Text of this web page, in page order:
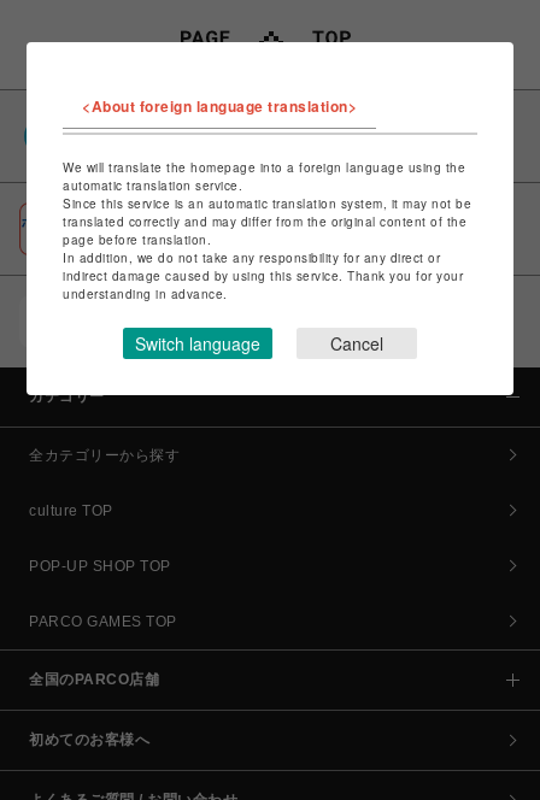
PARCOポイント
ポケパル払い
初回登録＆お買物で最大1,500円分のPARCOポイント進呈
コイン＆クーポンでPARCOでのお買い物がオトクに
カテゴリー
全カテゴリーから探す
culture TOP
POP-UP SHOP TOP
PARCO GAMES TOP
全国のPARCO店舗
初めてのお客様へ
<About foreign language translation>
We will translate the homepage into a foreign language using the
automatic translation service.
Since this service is an automatic translation system, it may not be
translated correctly and may differ from the original content of the
page before translation.
In addition, we do not take any responsibility for any direct or
indirect damage caused by using this service. Thank you for your
understanding in advance.
Switch language Cancel